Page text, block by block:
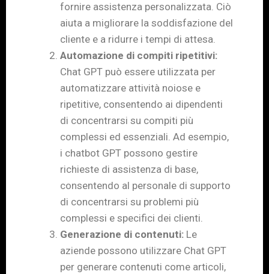
fornire assistenza personalizzata. Ciò
aiuta a migliorare la soddisfazione del
cliente e a ridurre i tempi di attesa.
Automazione di compiti ripetitivi:
Chat GPT può essere utilizzata per
automatizzare attività noiose e
ripetitive, consentendo ai dipendenti
di concentrarsi su compiti più
complessi ed essenziali. Ad esempio,
i chatbot GPT possono gestire
richieste di assistenza di base,
consentendo al personale di supporto
di concentrarsi su problemi più
complessi e specifici dei clienti.
Generazione di contenuti: Le
aziende possono utilizzare Chat GPT
per generare contenuti come articoli,